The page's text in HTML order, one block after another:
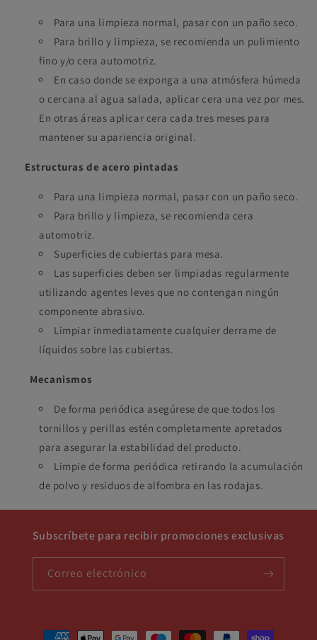
Para una limpieza normal, pasar con un paño seco.
Para brillo y limpieza, se recomienda un pulimiento
fino y/o cera automotriz.
En caso donde se exponga a una atmósfera húmeda
o cercana al agua salada, aplicar cera una vez por mes.
En otras áreas aplicar cera cada tres meses para
mantener su apariencia original.
Estructuras de acero pintadas
Para una limpieza normal, pasar con un paño seco.
Para brillo y limpieza, se recomienda cera
automotriz.
Superficies de cubiertas para mesa.
Las superficies deben ser limpiadas regularmente
utilizando agentes leves que no contengan ningún
componente abrasivo.
Limpiar inmediatamente cualquier derrame de
líquidos sobre las cubiertas.
Mecanismos
De forma periódica asegúrese de que todos los
tornillos y perillas estén completamente apretados
para asegurar la estabilidad del producto.
Limpie de forma periódica retirando la acumulación
de polvo y residuos de alfombra en las rodajas.
Subscríbete para recibir promociones exclusivas
Correo electrónico
Formas